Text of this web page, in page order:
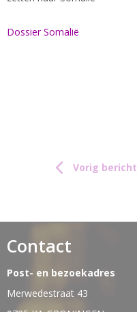
Dossier Somalië
Vorig bericht
Contact
Post- en bezoekadres
Merwedestraat 43